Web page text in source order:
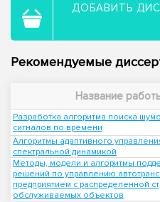
ДОБАВИТЬ
Рекомендуемые
Название
Разработка алгоритма поиска
сигналов по времени
Алгоритмы адаптивного
спектральной динамикой
Методы, модели и алгоритмы
решений по управлению
предприятием с распределенной
обслуживаемых объектов